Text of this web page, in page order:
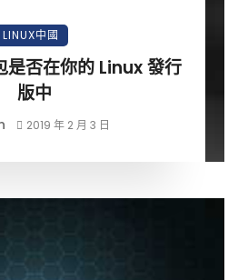
LINUX中國
是否在你的 Linux 發行
版中
2019 年 2 月 3 日